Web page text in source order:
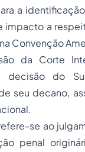
a
impacto a
Convenção
da Corte
decisão do
seu decano,
se ao
penal